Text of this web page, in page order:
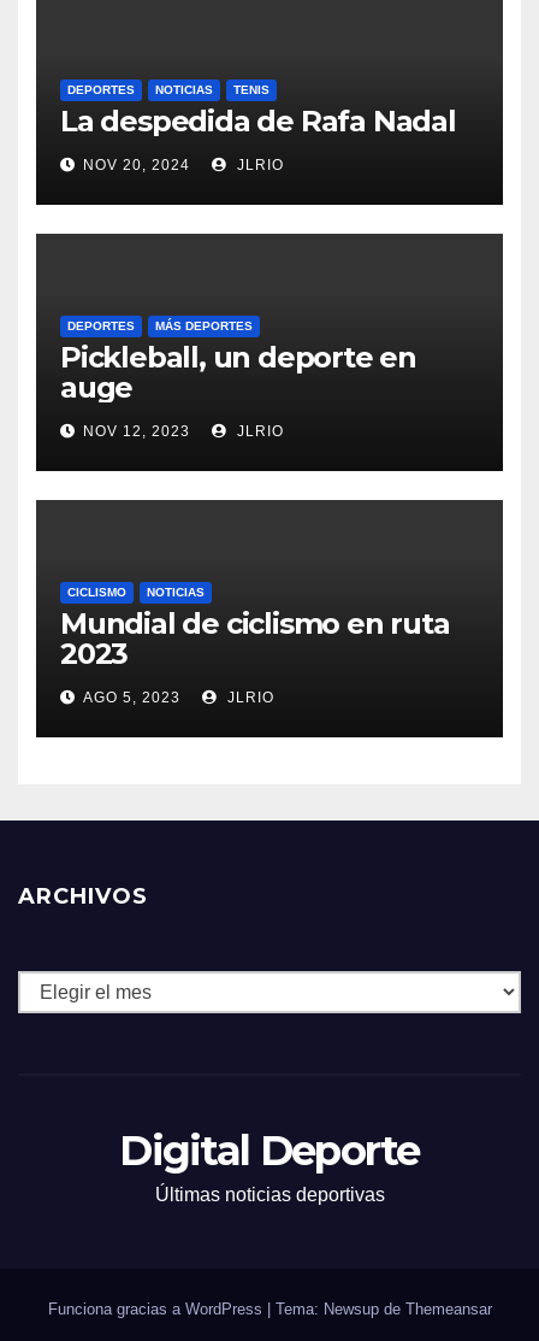
DEPORTES NOTICIAS TENIS
La despedida de Rafa Nadal
NOV 20, 2024 JLRIO
DEPORTES MÁS DEPORTES
Pickleball, un deporte en
auge
NOV 12, 2023 JLRIO
CICLISMO NOTICIAS
Mundial de ciclismo en ruta
2023
AGO 5, 2023 JLRIO
ARCHIVOS
Archivos
Digital Deporte
Últimas noticias deportivas
Funciona gracias a WordPress Tema: Newsup de Themeansar